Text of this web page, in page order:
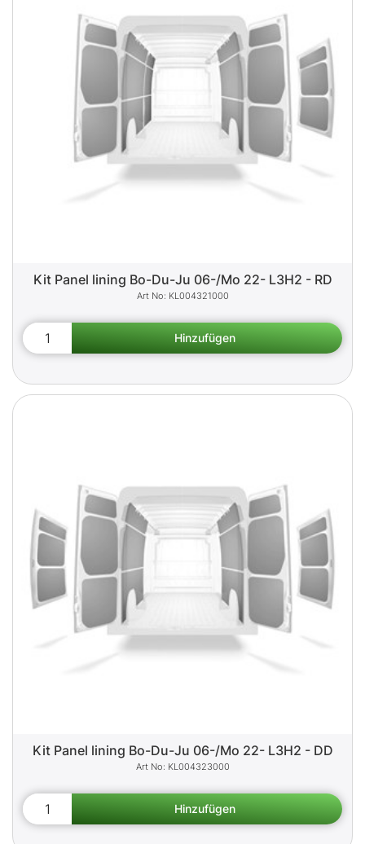
Kit Panel lining Bo-Du-Ju 06-/Mo 22- L3H2 - RD
KL004321000
Kit Panel lining Bo-Du-Ju 06-/Mo 22- L3H2 - DD
KL004323000